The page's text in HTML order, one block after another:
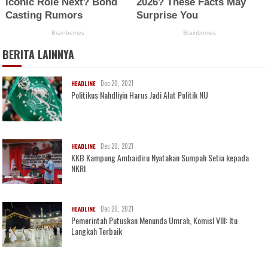
BERITA LAINNYA
HEADLINE Dec 20, 2021
Politikus Nahdliyin Harus Jadi Alat Politik NU
HEADLINE Dec 20, 2021
KKB Kampung Ambaidiru Nyatakan Sumpah Setia kepada
NKRI
HEADLINE Dec 20, 2021
Pemerintah Putuskan Menunda Umrah, KomisI VIII: Itu
Langkah Terbaik